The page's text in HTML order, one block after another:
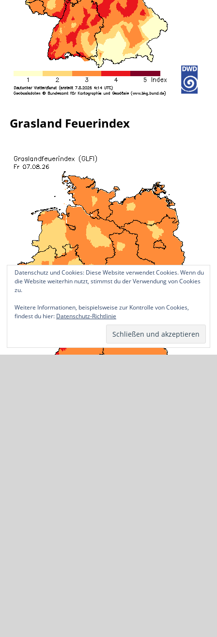
Grasland Feuerindex
Datenschutz und Cookies: Diese Website verwendet Cookies. Wenn du
die Website weiterhin nutzt, stimmst du der Verwendung von Cookies
zu.
Weitere Informationen, beispielsweise zur Kontrolle von Cookies,
findest du hier: Datenschutz-Richtlinie